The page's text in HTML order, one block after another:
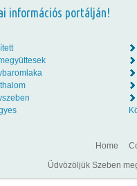
információs portálján!
Home
Üdvözöljük Szeben